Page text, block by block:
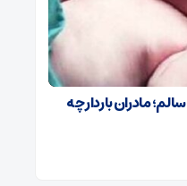
مادران باردار چه